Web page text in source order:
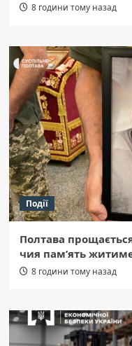
8 години тому назад
Події
Полтава
чия пам’ять
8 години тому назад